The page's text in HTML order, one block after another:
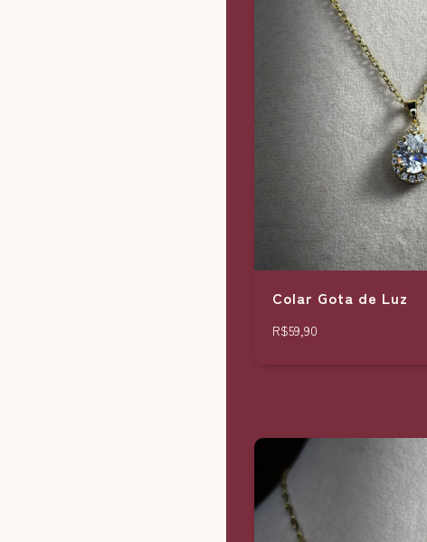
Colar Gota de Luz
R$59,90